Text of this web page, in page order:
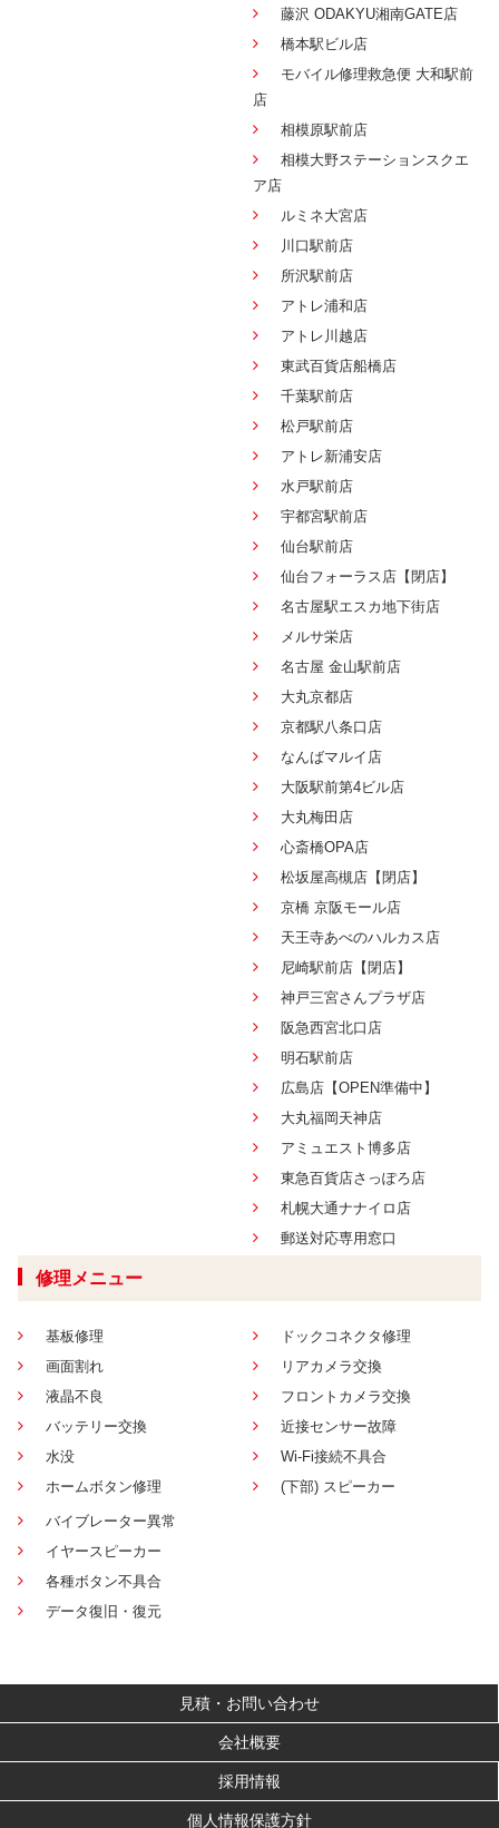
藤沢 ODAKYU湘南GATE店
橋本駅ビル店
モバイル修理救急便 大和駅前
店
相模原駅前店
相模大野ステーションスクエ
ア店
ルミネ大宮店
川口駅前店
所沢駅前店
アトレ浦和店
アトレ川越店
東武百貨店船橋店
千葉駅前店
松戸駅前店
アトレ新浦安店
水戸駅前店
宇都宮駅前店
仙台駅前店
仙台フォーラス店【閉店】
名古屋駅エスカ地下街店
メルサ栄店
名古屋 金山駅前店
大丸京都店
京都駅八条口店
なんばマルイ店
大阪駅前第4ビル店
大丸梅田店
心斎橋OPA店
松坂屋高槻店【閉店】
京橋 京阪モール店
天王寺あべのハルカス店
尼崎駅前店【閉店】
神戸三宮さんプラザ店
阪急西宮北口店
明石駅前店
広島店【OPEN準備中】
大丸福岡天神店
アミュエスト博多店
東急百貨店さっぽろ店
札幌大通ナナイロ店
郵送対応専用窓口
修理メニュー
基板修理
画面割れ
液晶不良
バッテリー交換
水没
ホームボタン修理
ドックコネクタ修理
リアカメラ交換
フロントカメラ交換
近接センサー故障
Wi-Fi接続不具合
(下部) スピーカー
バイブレーター異常
イヤースピーカー
各種ボタン不具合
データ復旧・復元
見積・お問い合わせ
会社概要
採用情報
個人情報保護方針